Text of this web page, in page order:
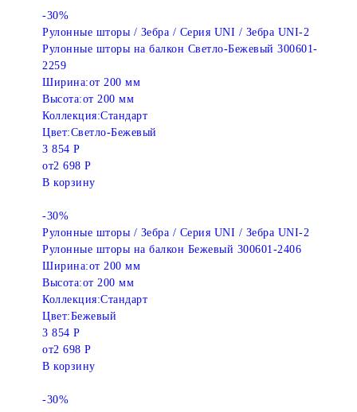
-30%
Рулонные шторы / Зебра / Серия UNI / Зебра UNI-2
Рулонные шторы на балкон Светло-Бежевый 300601-
2259
Ширина:от 200 мм
Высота:от 200 мм
Коллекция:Стандарт
Цвет:Светло-Бежевый
3 854 Р
от2 698 Р
В корзину
-30%
Рулонные шторы / Зебра / Серия UNI / Зебра UNI-2
Рулонные шторы на балкон Бежевый 300601-2406
Ширина:от 200 мм
Высота:от 200 мм
Коллекция:Стандарт
Цвет:Бежевый
3 854 Р
от2 698 Р
В корзину
-30%